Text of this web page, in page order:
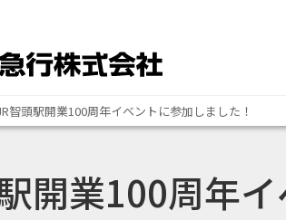
智頭駅開業100周年イベントに参加しました！
開業100周年